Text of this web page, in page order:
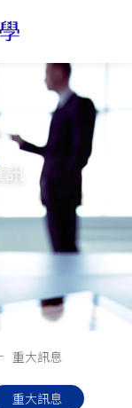
重大訊息
重大訊息